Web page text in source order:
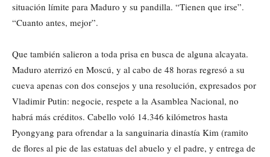
situación límite para Maduro y su pandilla. “Tienen que irse”.
“Cuanto antes, mejor”.
Que también salieron a toda prisa en busca de alguna alcayata.
Maduro aterrizó en Moscú, y al cabo de 48 horas regresó a su
cueva apenas con dos consejos y una resolución, expresados por
Vladimir Putin: negocie, respete a la Asamblea Nacional, no
habrá más créditos. Cabello voló 14.346 kilómetros hasta
Pyongyang para ofrendar a la sanguinaria dinastía Kim (ramito
de flores al pie de las estatuas del abuelo y el padre, y entrega de